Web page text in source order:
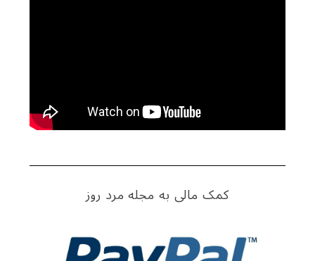
کمک مالی به مجله مرد روز
h